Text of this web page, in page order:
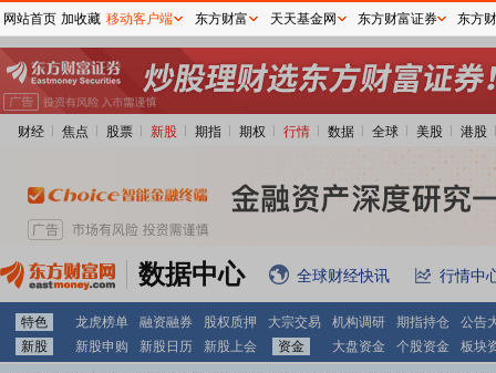
财经 焦点 股票 新股 期指 期权 行情 数据 全球 美股 港股
数据中心 全球财经快讯 行情中
特色 龙虎榜单 融资融券 股权质押 大宗交易 机构调研 期指持仓
公告
新股
新股申购 新股日历 新股上会 资金 大盘资金 个股资金 板块
网站首页 加收藏 移动客户端 东方财富 天天基金网 东方财富证券 东方